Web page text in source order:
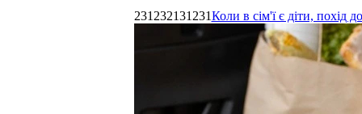
231232131231Коли в сім'ї є діти,